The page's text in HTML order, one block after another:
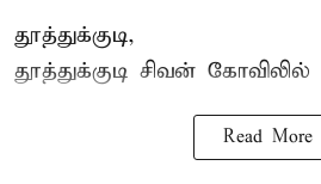
தூத்துக்குடி,
தூத்துக்குடி சிவன் கோவிலில்
Read More